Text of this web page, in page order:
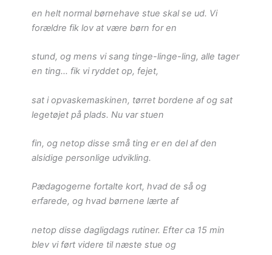
en helt normal børnehave stue skal se ud. Vi
forældre fik lov at være børn for en
stund, og mens vi sang tinge-linge-ling, alle tager
en ting… fik vi ryddet op, fejet,
sat i opvaskemaskinen, tørret bordene af og sat
legetøjet på plads. Nu var stuen
fin, og netop disse små ting er en del af den
alsidige personlige udvikling.
Pædagogerne fortalte kort, hvad de så og
erfarede, og hvad børnene lærte af
netop disse dagligdags rutiner. Efter ca 15 min
blev vi ført videre til næste stue og